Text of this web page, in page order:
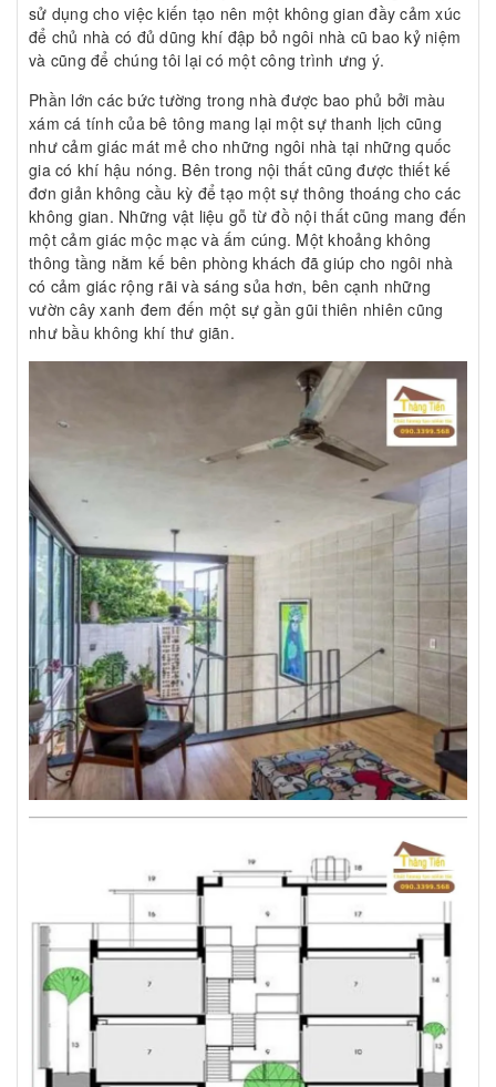
sử dụng cho việc kiến tạo nên một không gian đầy cảm xúc
để chủ nhà có đủ dũng khí đập bỏ ngôi nhà cũ bao kỷ niệm
và cũng để chúng tôi lại có một công trình ưng ý.
Phần lớn các bức tường trong nhà được bao phủ bởi màu
xám cá tính của bê tông mang lại một sự thanh lịch cũng
như cảm giác mát mẻ cho những ngôi nhà tại những quốc
gia có khí hậu nóng. Bên trong nội thất cũng được thiết kế
đơn giản không cầu kỳ để tạo một sự thông thoáng cho các
không gian. Những vật liệu gỗ từ đồ nội thất cũng mang đến
một cảm giác mộc mạc và ấm cúng. Một khoảng không
thông tầng nằm kế bên phòng khách đã giúp cho ngôi nhà
có cảm giác rộng rãi và sáng sủa hơn, bên cạnh những
vườn cây xanh đem đến một sự gần gũi thiên nhiên cũng
như bầu không khí thư giãn.